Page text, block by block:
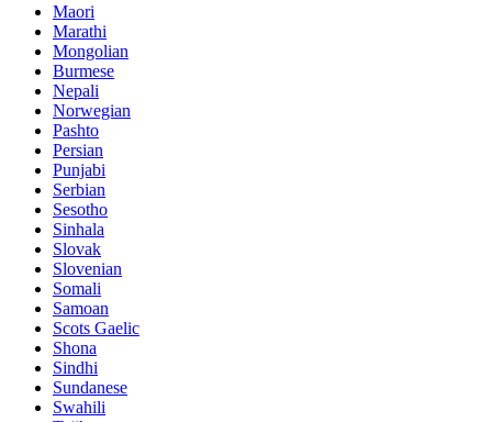
Maori
Marathi
Mongolian
Burmese
Nepali
Norwegian
Pashto
Persian
Punjabi
Serbian
Sesotho
Sinhala
Slovak
Slovenian
Somali
Samoan
Scots Gaelic
Shona
Sindhi
Sundanese
Swahili